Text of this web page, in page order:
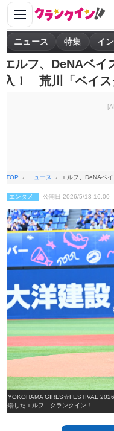
ニュース 特集 イ
エルフ、DeNAベ
入！ 荒川「ベイス
TOP ニュース エルフ、DeNAベ
エンタメ 公開日 2026/5/13 16:00
『YOKOHAMA GIRLS☆FESTIVAL
登場したエルフ クランクイン！